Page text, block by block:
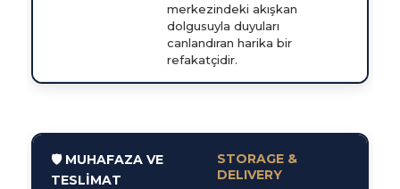
merkezindeki akışkan
dolgusuyla duyuları
canlandıran harika bir
refakatçidir.
🛡️ MUHAFAZA VE
TESLİMAT
STORAGE &
DELIVERY